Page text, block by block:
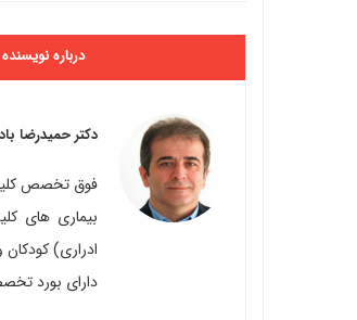
درباره نویسنده
دکتر حمیدرضا
فوق تخصص
بیماری های
ادراری) کودکان
دارای بورد